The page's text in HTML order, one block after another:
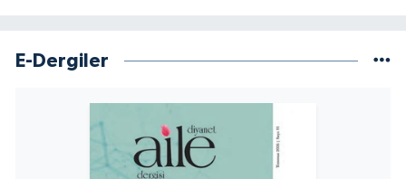
E-Dergiler
Mardin Müftülüğü
Mersin Müftülüğü
Muğla Müftülüğü